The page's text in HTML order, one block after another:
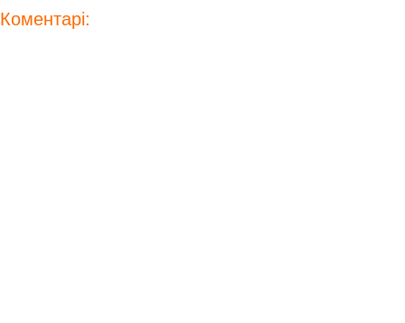
Коментарі: